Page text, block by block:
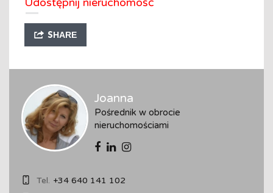
SHARE
Joanna
Pośrednik w obrocie
nieruchomościami
Tel. +34 640 141 102